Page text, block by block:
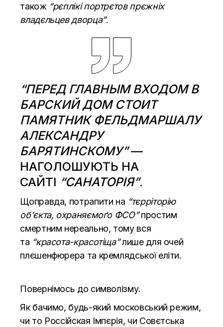
також “рєплікі портрєтов прєжніх
владєльцев дворца”.
“ПЕРЕД ГЛАВНЫМ ВХОДОМ В
БАРСКИЙ ДОМ СТОИТ
ПАМЯТНИК ФЕЛЬДМАРШАЛУ
АЛЕКСАНДРУ
БАРЯТИНСКОМУ”—
НАГОЛОШУЮТЬ НА
САЙТІ “САНАТОРІЯ”.
Щоправда, потрапити на “тєрріторію
об’єкта, охраняємоґо ФСО”простим
смертним нереально, тому вся
та “красота-красотіща”лише для очей
плєшенфюрера та кремлядської еліти.
Повернімось до символізму.
Як бачимо, будь-який московський режим,
чи то Россійская Імпєрія, чи Совєтська